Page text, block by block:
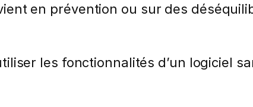
en prévention ou sur des
les fonctionnalités d’un logiciel